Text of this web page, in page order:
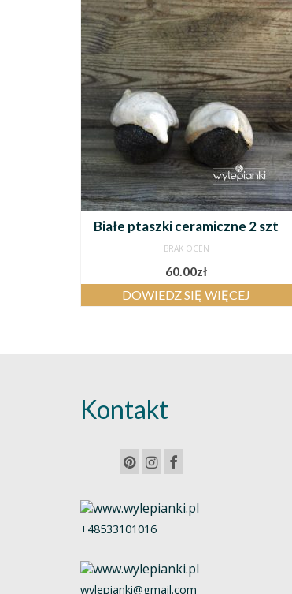
Białe ptaszki ceramiczne 2 szt
BRAK OCEN
60.00zł
DOWIEDZ SIĘ WIĘCEJ
Kontakt
+48533101016
wylepianki@gmail.com